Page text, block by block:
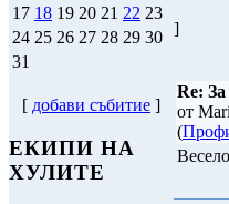
17 18 19 20 21 22 23
24 25 26 27 28 29 30
31
[ добави събитие ]
ЕКИПИ НА
ХУЛИТЕ
]
Re:
от
(